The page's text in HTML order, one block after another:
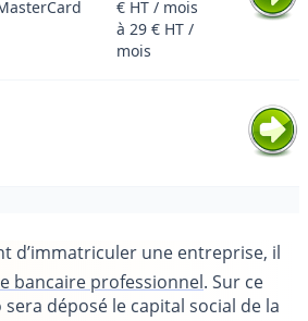
€ HT / mois
à 29 € HT /
mois
d’immatriculer une entreprise, il
bancaire professionnel. Sur ce
déposé le capital social de la